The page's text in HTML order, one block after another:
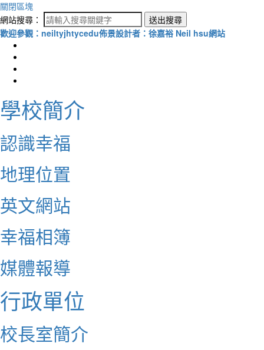
關閉區塊
網站搜尋：
送出搜尋
歡迎參觀：neiltyjhtycedu佈景設計者：徐嘉裕 Neil hsu網站
學校簡介
認識幸福
地理位置
英文網站
幸福相簿
媒體報導
行政單位
校長室簡介